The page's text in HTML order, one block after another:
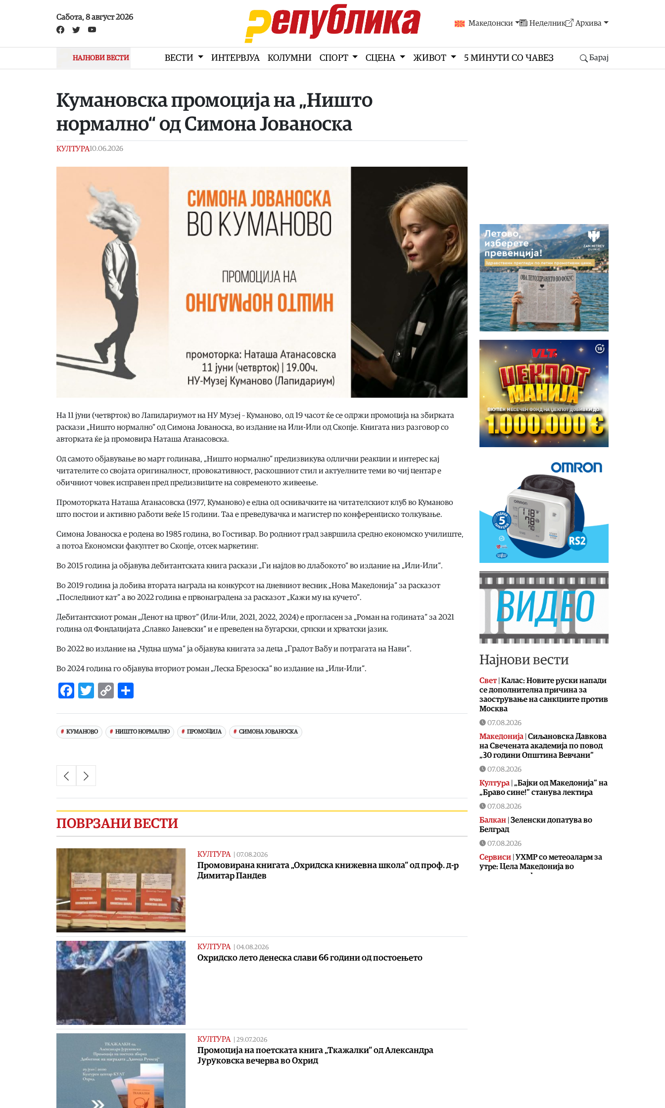
Сабота, 8 август 2026
Македонски Неделник Архива
НАЈНОВИ ВЕСТИ ВЕСТИ ИНТЕРВЈУА КОЛУМНИ СПОРТ СЦЕНА ЖИВОТ 5 МИНУТИ СО ЧАВЕЗ Барај
Кумановска промоција на „Ништо
нормално“ од Симона Јованоска
КУЛТУРА10.06.2026
На 11 јуни (четврток) во Лапидариумот на НУ Музеј – Куманово, од 19 часот ќе се одржи промоција на збирката
раскази „Ништо нормално“ од Симона Јованоска, во издание на Или-Или од Скопје. Книгата низ разговор со
авторката ќе ја промовира Наташа Атанасовска.
Од самото објавување во март годинава, „Ништо нормално“ предизвикува одлични реакции и интерес кај
читателите со својата оригиналност, провокативност, раскошниот стил и актуелните теми во чиј центар е
обичниот човек исправен пред предизвиците на современото живеење.
Промоторката Наташа Атанасовска (1977, Куманово) е една од оснивачките на читателскиот клуб во Куманово
што постои и активно работи веќе 15 години. Таа е преведувачка и магистер по конференциско толкување.
Симона Јованоска е родена во 1985 година, во Гостивар. Во родниот град завршила средно економско училиште,
а потоа Економски факултет во Скопје, отсек маркетинг.
Во 2015 година ја објавува дебитантската книга раскази „Ги најдов во длабокото“ во издание на „Или-Или“.
Во 2019 година ја добива втората награда на конкурсот на дневниот весник „Нова Македонија“ за расказот
„Последниот кат“ а во 2022 година е првонаградена за расказот „Кажи му на кучето“.
Дебитантскиот роман „Денот на црвот“ (Или-Или, 2021, 2022, 2024) е прогласен за „Роман на годината“ за 2021
година од Фондацијата „Славко Јаневски“ и е преведен на бугарски, српски и хрватски јазик.
Во 2022 во издание на „Чудна шума“ ја објавува книгата за деца „Градот Вабу и потрагата на Нави“.
Во 2024 година го објавува вториот роман „Леска Брезоска“ во издание на „Или-Или“.
Facebook
Twitter
Copy
КУМАНОВО НИШТО НОРМАЛНО ПРОМОЦИЈА СИМОНА ЈОВАНОСКА
ПОВРЗАНИ ВЕСТИ
КУЛТУРА 07.08.2026
Промовирана книгата „Охридска книжевна школа“ од проф. д-р
Димитар Пандев
КУЛТУРА 04.08.2026
Охридско лето денеска слави 66 години од постоењето
КУЛТУРА 29.07.2026
Промоција на поетската книга „Ткажалки“ од Александра
Јуруковска вечерва во Охрид
Најнови вести
Свет| Калас: Новите руски напади
се дополнителна причина за
заострување на санкциите против
Москва
07.08.2026
Македонија | Сиљановска Давкова
на Свечената академија по повод
„30 години Општина Вевчани“
07.08.2026
Култура | „Бајки од Македонија“ на
„Браво сине!“ станува лектира
07.08.2026
Балкан | Зеленски допатува во
Белград
07.08.2026
Сервиси | УХМР со метеоаларм за
утре: Цела Македонија во
портокалова фаза